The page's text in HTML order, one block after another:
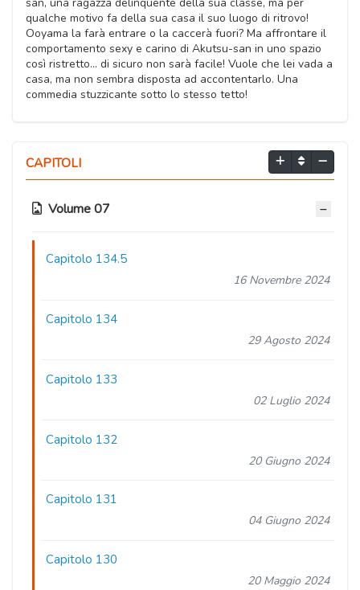
qualche motivo fa della sua casa il suo luogo di ritrovo!
Ooyama la farà entrare o la caccerà fuori? Ma affrontare il
comportamento sexy e carino di Akutsu-san in uno spazio
così ristretto... di sicuro non sarà facile! Vuole che lei vada a
casa, ma non sembra disposta ad accontentarlo. Una
commedia stuzzicante sotto lo stesso tetto!
CAPITOLI
Volume 07
Capitolo 134.5
16 Novembre 2024
Capitolo 134
29 Agosto 2024
Capitolo 133
02 Luglio 2024
Capitolo 132
20 Giugno 2024
Capitolo 131
04 Giugno 2024
Capitolo 130
20 Maggio 2024